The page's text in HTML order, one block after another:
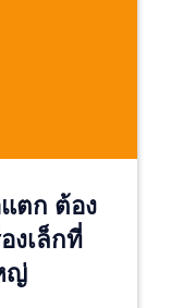
ตก ต้อง
งเล็กที่
ญ่